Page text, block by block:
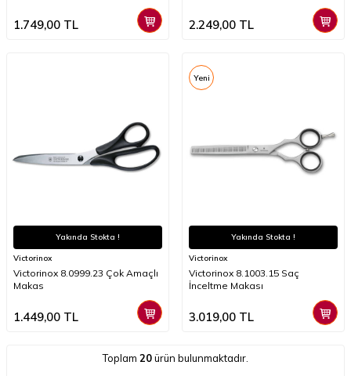
1.749,00 TL 2.249,00 TL
Yakında Stokta !
Victorinox
Victorinox 8.0999.23 Çok Amaçlı
Makas
1.449,00 TL
Yeni
Yakında Stokta !
Victorinox
Victorinox 8.1003.15 Saç
İnceltme Makası
3.019,00 TL
Toplam 20ürün bulunmaktadır.